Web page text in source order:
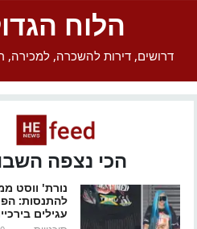
הלוח
דרושים, דירות להשכרה, למכירה,
הכי נצפה
נורת' ווסט
להתנסות:
עגילים